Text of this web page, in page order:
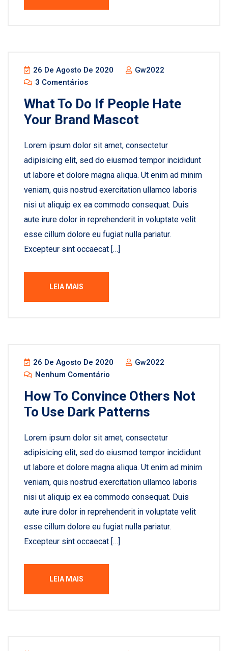
26 De Agosto De 2020
Gw2022
3 Comentários
What To Do If People Hate
Your Brand Mascot
Lorem ipsum dolor sit amet, consectetur
adipisicing elit, sed do eiusmod tempor incididunt
ut labore et dolore magna aliqua. Ut enim ad minim
veniam, quis nostrud exercitation ullamco laboris
nisi ut aliquip ex ea commodo consequat. Duis
aute irure dolor in reprehenderit in voluptate velit
esse cillum dolore eu fugiat nulla pariatur.
Excepteur sint occaecat […]
LEIA MAIS
26 De Agosto De 2020
Gw2022
Nenhum Comentário
How To Convince Others Not
To Use Dark Patterns
Lorem ipsum dolor sit amet, consectetur
adipisicing elit, sed do eiusmod tempor incididunt
ut labore et dolore magna aliqua. Ut enim ad minim
veniam, quis nostrud exercitation ullamco laboris
nisi ut aliquip ex ea commodo consequat. Duis
aute irure dolor in reprehenderit in voluptate velit
esse cillum dolore eu fugiat nulla pariatur.
Excepteur sint occaecat […]
LEIA MAIS